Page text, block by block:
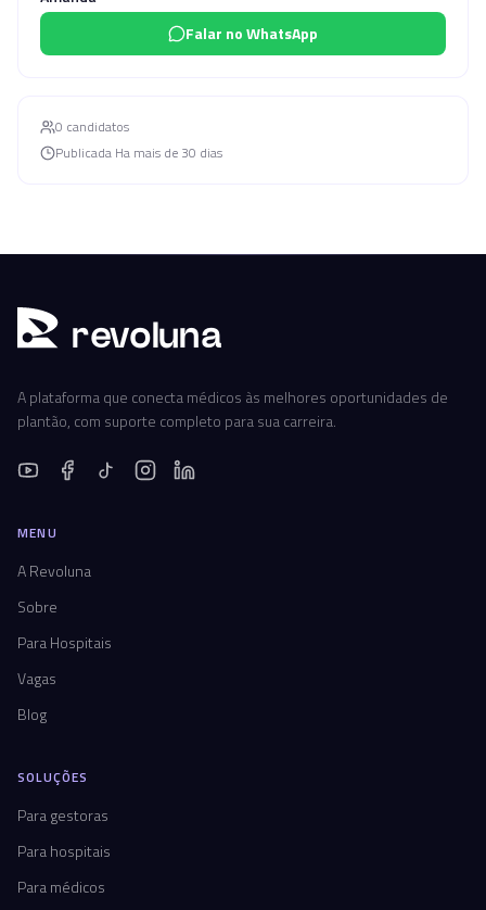
Falar no WhatsApp
0 candidatos
Publicada Ha mais de 30 dias
revoluna
A plataforma que conecta médicos às melhores oportunidades de
plantão, com suporte completo para sua carreira.
MENU
A Revoluna
Sobre
Para Hospitais
Vagas
Blog
SOLUÇÕES
Para gestoras
Para hospitais
Para médicos